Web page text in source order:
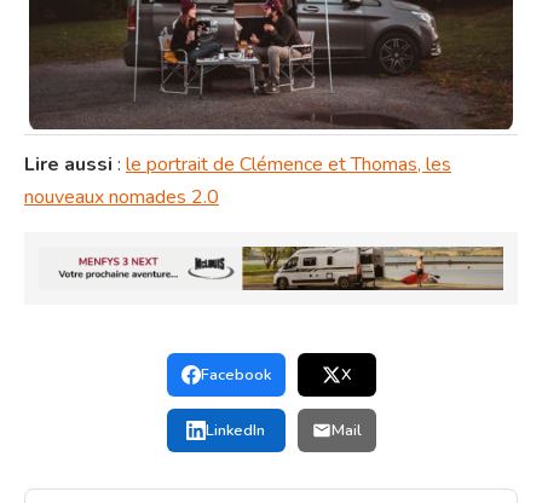
Lire aussi : le portrait de Clémence et Thomas, les
nouveaux nomades 2.0
Facebook X
LinkedIn Mail